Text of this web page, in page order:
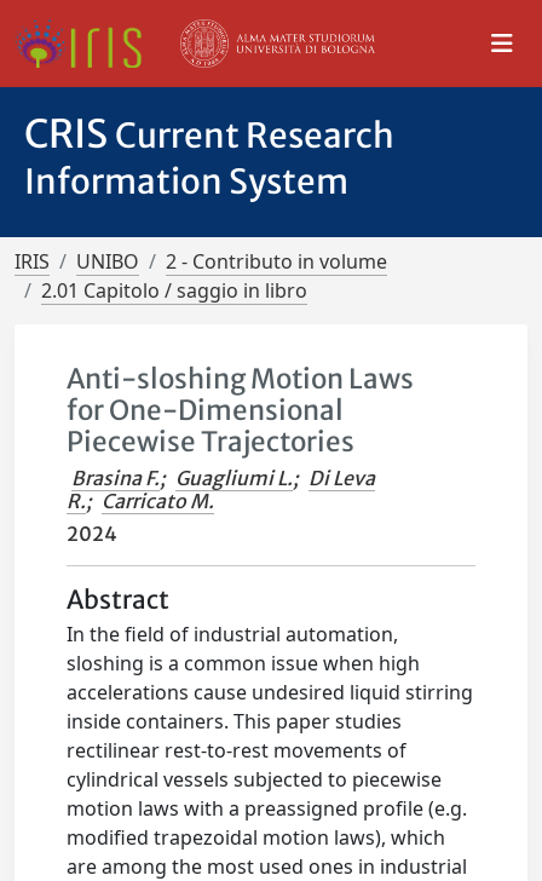
CRIS Current Research
Information System
IRIS UNIBO
2 - Contributo in volume
2.01 Capitolo / saggio in libro
Anti-sloshing Motion Laws
for One-Dimensional
Piecewise Trajectories
Brasina F.; Guagliumi L.; Di Leva
R.; Carricato M.
2024
Abstract
In the field of industrial automation,
sloshing is a common issue when high
accelerations cause undesired liquid stirring
inside containers. This paper studies
rectilinear rest-to-rest movements of
cylindrical vessels subjected to piecewise
motion laws with a preassigned profile (e.g.
modified trapezoidal motion laws), which
are among the most used ones in industrial